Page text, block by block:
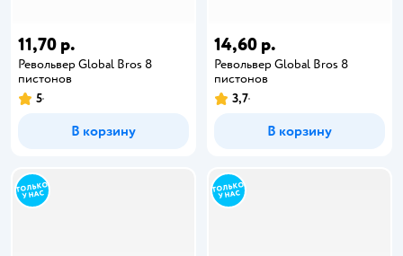
11,70 р.
Револьвер Global Bros 8
пистонов
5
В корзину
14,60 р.
Револьвер Global Bros 8
пистонов
3,7
В корзину